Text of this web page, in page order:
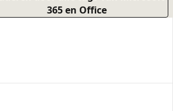
365 en Office